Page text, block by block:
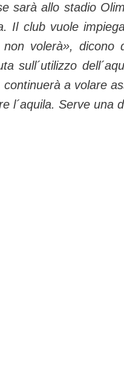
sarà allo stadio
Il club vuole
volerà», dicono
sull´utilizzo
a volare
l´aquila. Serve una